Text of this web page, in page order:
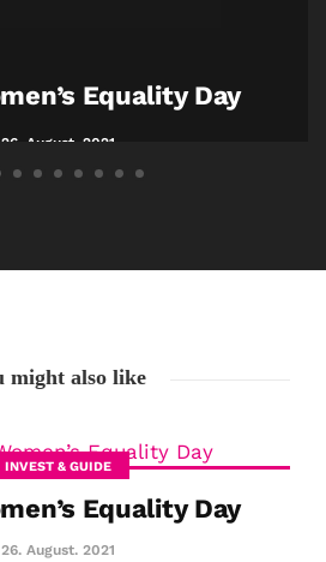
Equality Day
26. August. 2021
might also like
INVEST & GUIDE
Equality Day
26. August. 2021